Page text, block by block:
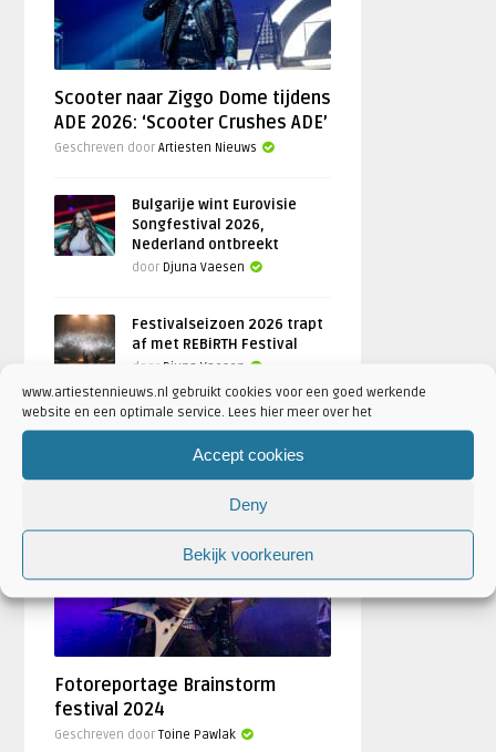
www.artiestennieuws.nl gebruikt cookies voor een goed werkende
website en een optimale service. Lees hier meer over het
Accept cookies
Deny
Bekijk voorkeuren
Scooter naar Ziggo Dome tijdens
ADE 2026: ‘Scooter Crushes ADE’
Geschreven doorArtiesten Nieuws
Bulgarije wint Eurovisie
Songfestival 2026,
Nederland ontbreekt
door Djuna Vaesen
Festivalseizoen 2026 trapt
af met REBiRTH Festival
door Djuna Vaesen
Fotoreportage Brainstorm
festival 2024
Geschreven doorToine Pawlak